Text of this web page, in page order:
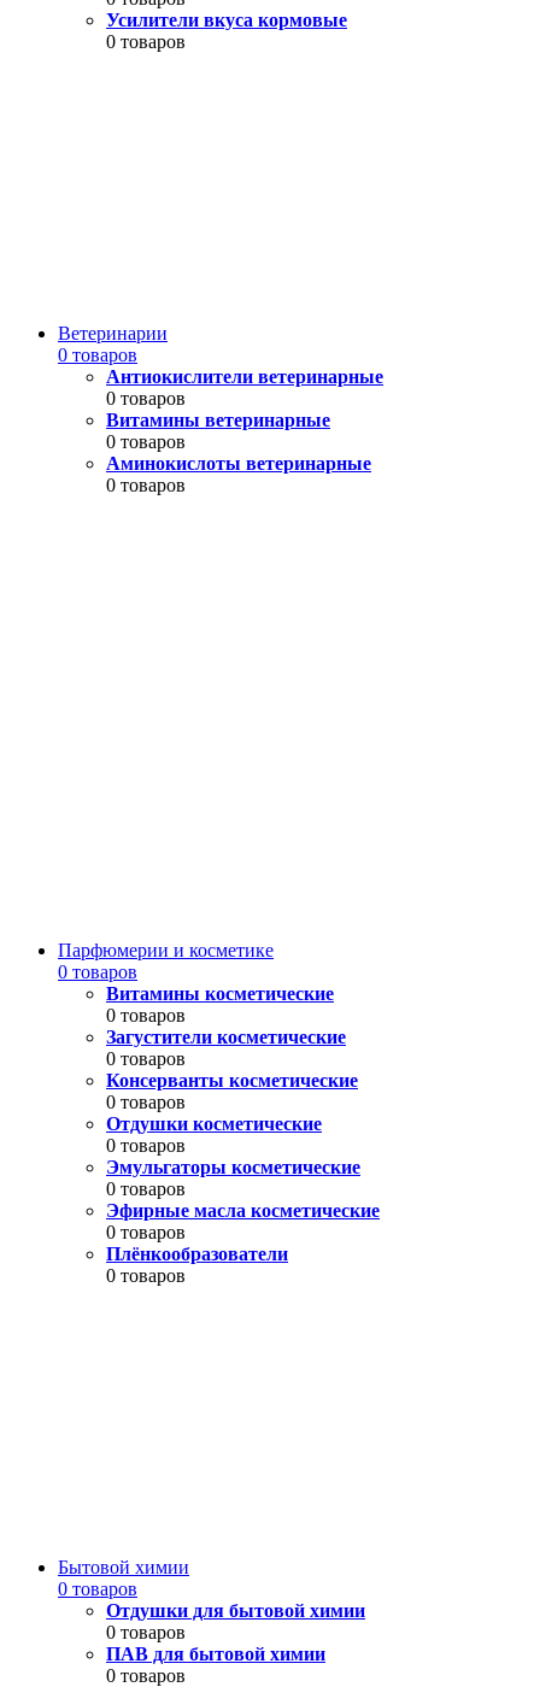
Усилители вкуса кормовые
0 товаров
Ветеринарии
0 товаров
Антиокислители ветеринарные
0 товаров
Витамины ветеринарные
0 товаров
Аминокислоты ветеринарные
0 товаров
Парфюмерии и косметике
0 товаров
Витамины косметические
0 товаров
Загустители косметические
0 товаров
Консерванты косметические
0 товаров
Отдушки косметические
0 товаров
Эмульгаторы косметические
0 товаров
Эфирные масла косметические
0 товаров
Плёнкообразователи
0 товаров
Бытовой химии
0 товаров
Отдушки для бытовой химии
0 товаров
ПАВ для бытовой химии
0 товаров